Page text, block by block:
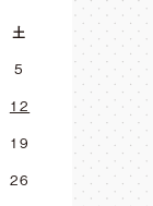
土
5
12
19
26